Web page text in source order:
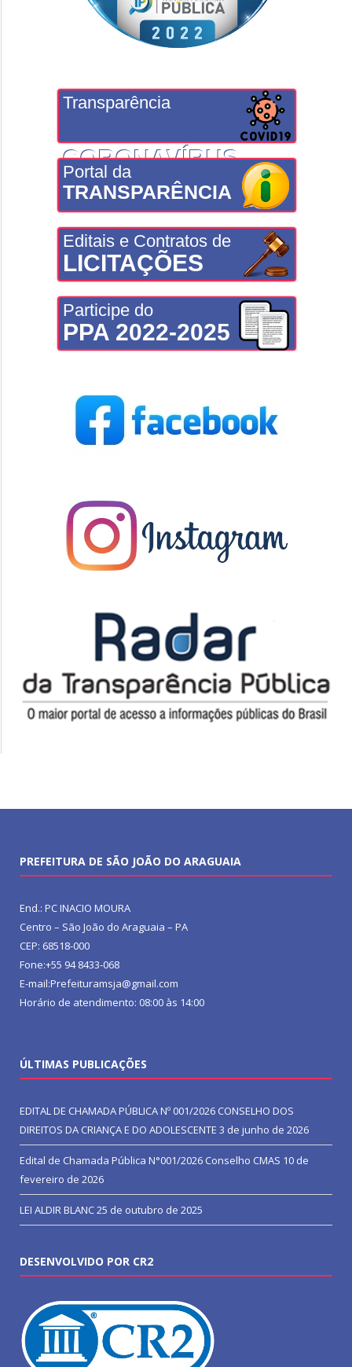
Transparência
CORONAVÍRUS
Portal da
TRANSPARÊNCIA
Editais e Contratos de
LICITAÇÕES
Participe do
PPA 2022-2025
PREFEITURA DE SÃO JOÃO DO ARAGUAIA
End.: PC INACIO MOURA
Centro – São João do Araguaia – PA
CEP: 68518-000
Fone:+55 94 8433-068
E-mail:Prefeituramsja@gmail.com
Horário de atendimento: 08:00 às 14:00
ÚLTIMAS PUBLICAÇÕES
EDITAL DE CHAMADA PÚBLICA Nº 001/2026 CONSELHO DOS
DIREITOS DA CRIANÇA E DO ADOLESCENTE 3 de junho de 2026
Edital de Chamada Pública N°001/2026 Conselho CMAS 10 de
fevereiro de 2026
LEI ALDIR BLANC25 de outubro de 2025
DESENVOLVIDO POR CR2